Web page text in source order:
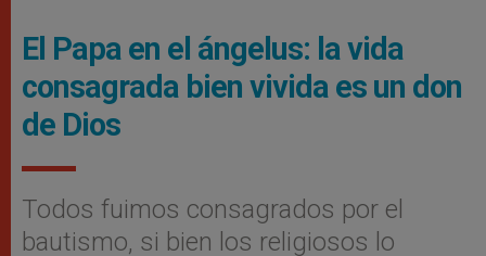
El Papa en el ángelus: la vida
consagrada bien vivida es un don
de Dios
Todos fuimos consagrados por el
bautismo, si bien los religiosos lo